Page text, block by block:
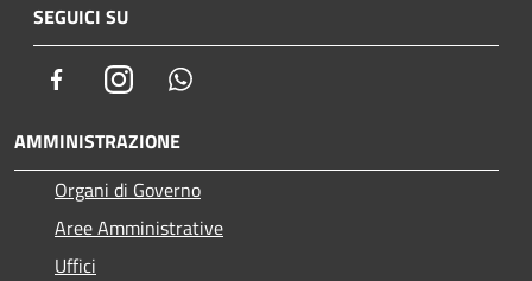
SEGUICI SU
FacebookInstagram
AMMINISTRAZIONE
Organi di Governo
Aree Amministrative
Uffici